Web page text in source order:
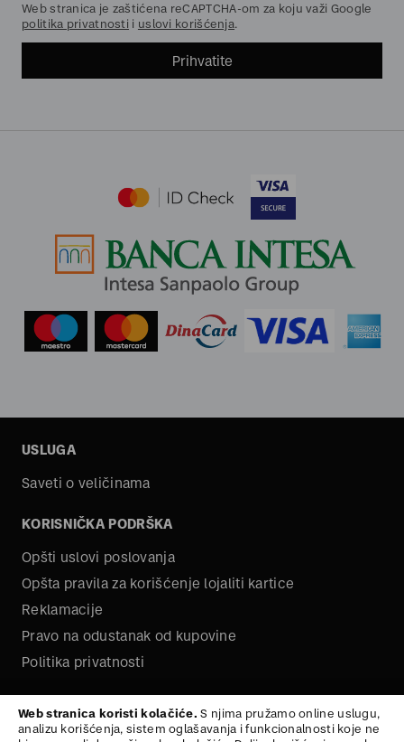
Web stranica je zaštićena reCAPTCHA-om za koju važi Google
politika privatnosti i uslovi korišćenja.
Prihvatite
USLUGA
Saveti o veličinama
KORISNIČKA PODRŠKA
Opšti uslovi poslovanja
Opšta pravila za korišćenje lojaliti kartice
Reklamacije
Pravo na odustanak od kupovine
Politika privatnosti
Kariera
Web stranica koristi kolačiće. S njima pružamo online uslugu,
analizu korišćenja, sistem oglašavanja i funkcionalnosti koje ne